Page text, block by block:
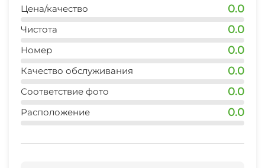
Цена/качество 0.0
Чистота 0.0
Номер 0.0
Качество обслуживания 0.0
Соответствие фото 0.0
Расположение 0.0